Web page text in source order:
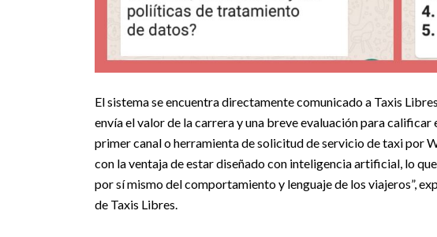
El sistema se encuentra directamente comunicado a Taxis
envía el valor de la carrera y una breve evaluación para calificar
primer canal o herramienta de solicitud de servicio de taxi por
con la ventaja de estar diseñado con inteligencia artificial, lo
por sí mismo del comportamiento y lenguaje de los viajeros”,
de Taxis Libres.